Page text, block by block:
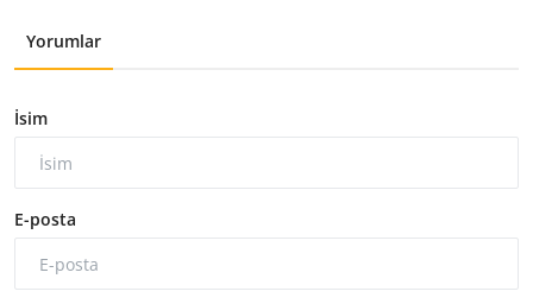
Yorumlar
İsim
E-posta